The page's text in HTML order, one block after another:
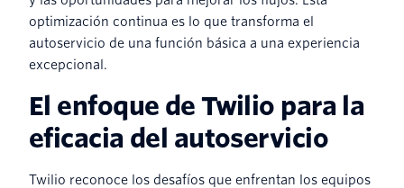
optimización continua es lo que transforma el
autoservicio de una función básica a una experiencia
excepcional.
El enfoque de Twilio para la
eficacia del autoservicio
Twilio reconoce los desafíos que enfrentan los equipos